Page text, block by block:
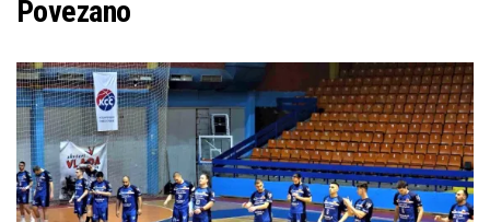
Povezano